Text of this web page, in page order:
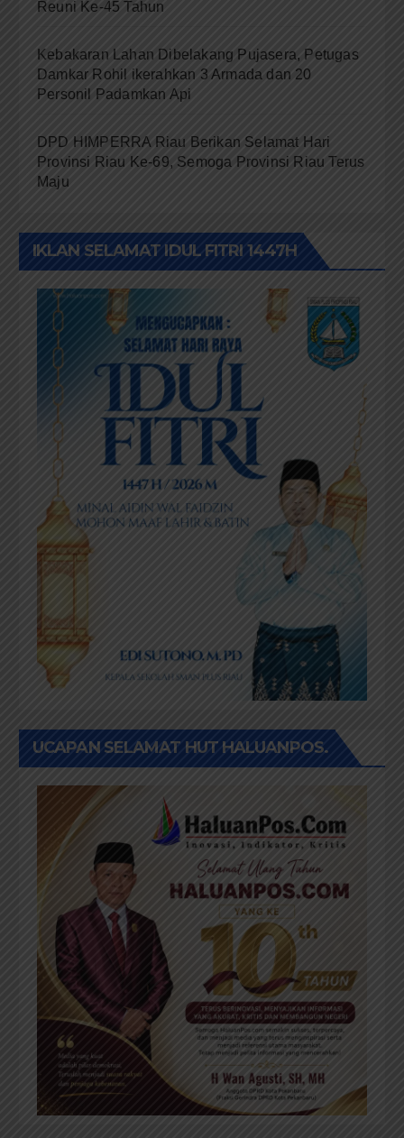
Reuni Ke-45 Tahun
Kebakaran Lahan Dibelakang Pujasera, Petugas
Damkar Rohil ikerahkan 3 Armada dan 20
Personil Padamkan Api
DPD HIMPERRA Riau Berikan Selamat Hari
Provinsi Riau Ke-69, Semoga Provinsi Riau Terus
Maju
IKLAN SELAMAT IDUL FITRI 1447H
UCAPAN SELAMAT HUT HALUANPOS.